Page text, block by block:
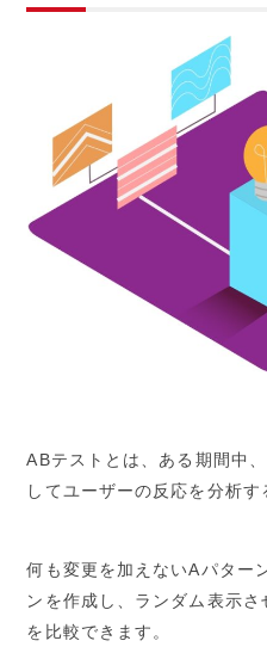
ABテストとは、ある期間中
してユーザーの反応を分析す
何も変更を加えないAパター
ンを作成し、ランダム表示
を比較できます。